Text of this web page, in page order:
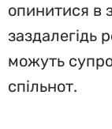
опинитися в
заздалегідь
можуть
спільнот.